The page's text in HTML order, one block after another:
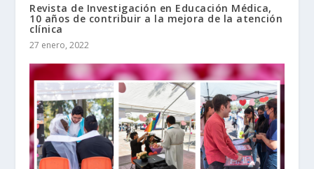
Revista de Investigación en Educación Médica,
10 años de contribuir a la mejora de la atención
clínica
27 enero, 2022